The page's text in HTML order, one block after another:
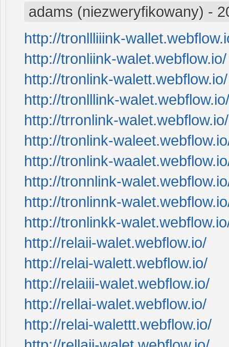
adams (niezweryfikowany) -
http://tronllliiink-
http://tronliink-walet.webflow.io/
http://tronlink-walett.webflow.io/
http://tronlllink-walet.webflow.io/
http://trronlink-walet.webflow.io/
http://tronlink-
http://tronlink-
http://tronnlink-
http://tronlinnk-
http://tronlinkk-
http://relaii-walet.webflow.io/
http://relai-walett.webflow.io/
http://relaiii-walet.webflow.io/
http://rellai-walet.webflow.io/
http://relai-walettt.webflow.io/